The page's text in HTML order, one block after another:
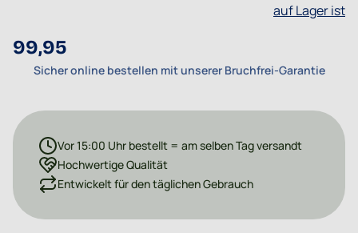
auf Lager ist
99,95
Sicher online bestellen mit unserer Bruchfrei-Garantie
Vor 15:00 Uhr bestellt = am selben Tag versandt
Hochwertige Qualität
Entwickelt für den täglichen Gebrauch